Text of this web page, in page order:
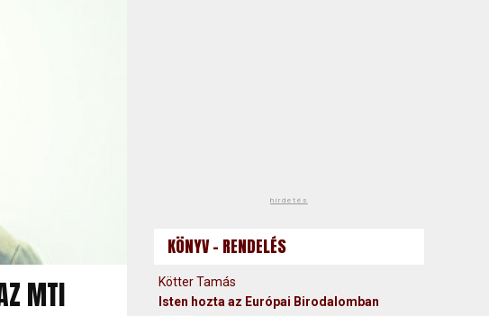
MTI
hirdetés
KÖNYV - RENDELÉS
Kötter Tamás
Isten hozta az Európai Birodalomban